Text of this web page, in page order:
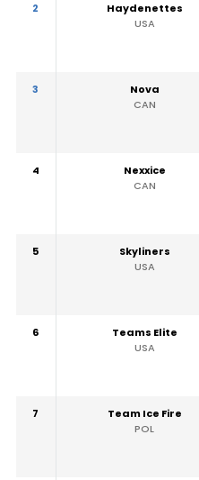
2
Haydenettes
USA
3
Nova
CAN
4
Nexxice
CAN
5
Skyliners
USA
6
Teams Elite
USA
7
Team Ice Fire
POL